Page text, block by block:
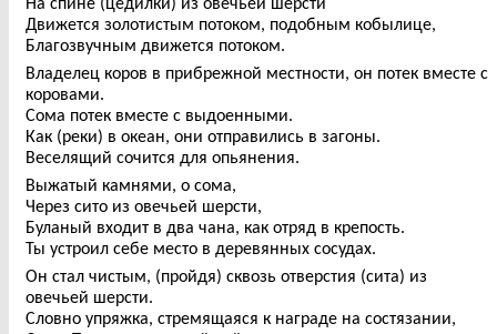
Движется золотистым потоком, подобным кобылице,
Благозвучным движется потоком.
Владелец коров в прибрежной местности, он потек вместе с
коровами.
Сома потек вместе с выдоенными.
Как (реки) в океан, они отправились в загоны.
Веселящий сочится для опьянения.
Выжатый камнями, о сома,
Через сито из овечьей шерсти,
Буланый входит в два чана, как отряд в крепость.
Ты устроил себе место в деревянных сосудах.
Он стал чистым, (пройдя) сквозь отверстия (сита) из
овечьей шерсти.
Словно упряжка, стремящаяся к награде на состязании,